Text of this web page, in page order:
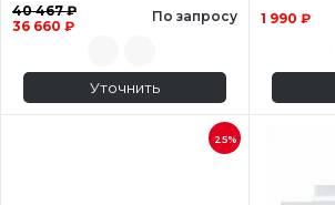
40 467 ₽
36 660 ₽
По запросу
Уточнить
1 990 ₽
25%